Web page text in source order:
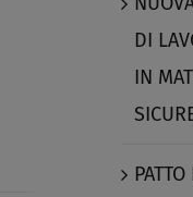
DI
IN